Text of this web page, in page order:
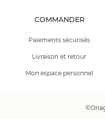
COMMANDER
Paiements sécurisés
Livraison et retour
Mon espace personnel